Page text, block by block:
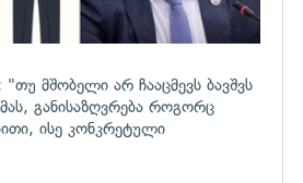
"თუ მშობელი არ ჩააცმევს ბავშვს
განისაზღვრება როგორც
ისე კონკრეტული